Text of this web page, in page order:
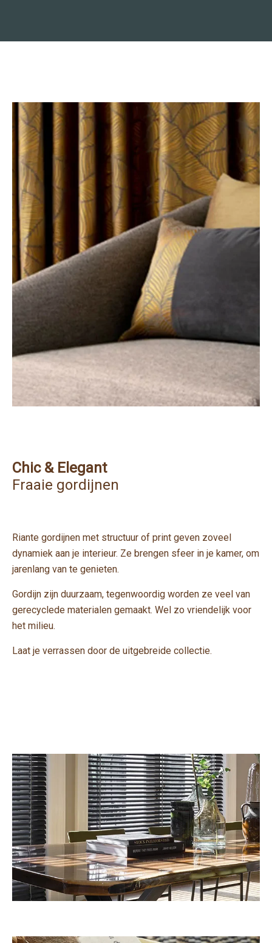
Chic & Elegant
Fraaie gordijnen
Riante gordijnen met structuur of print geven zoveel
dynamiek aan je interieur. Ze brengen sfeer in je kamer, om
jarenlang van te genieten.
Gordijn zijn duurzaam, tegenwoordig worden ze veel van
gerecyclede materialen gemaakt. Wel zo vriendelijk voor
het milieu.
Laat je verrassen door de uitgebreide collectie.